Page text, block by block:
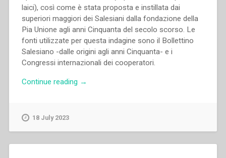
laici), così come è stata proposta e instillata dai
superiori maggiori dei Salesiani dalla fondazione della
Pia Unione agli anni Cinquanta del secolo scorso. Le
fonti utilizzate per questa indagine sono il Bollettino
Salesiano -dalle origini agli anni Cinquanta- e i
Congressi internazionali dei cooperatori.
Continue reading “Giuseppe
→
18 July 2023